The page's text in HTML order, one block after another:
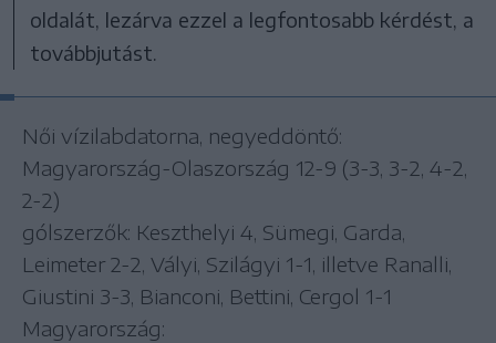
oldalát, lezárva ezzel a legfontosabb kérdést, a
továbbjutást.
Női vízilabdatorna, negyeddöntő:
Magyarország-Olaszország 12-9 (3-3, 3-2, 4-2,
2-2)
gólszerzők: Keszthelyi 4, Sümegi, Garda,
Leimeter 2-2, Vályi, Szilágyi 1-1, illetve Ranalli,
Giustini 3-3, Bianconi, Bettini, Cergol 1-1
Magyarország: